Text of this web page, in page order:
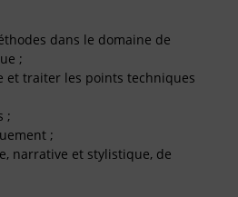
dans le domaine de
;
et traiter les points techniques
;
;
narrative et stylistique, de